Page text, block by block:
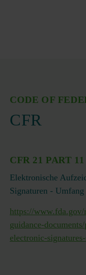
CODE OF
CFR
CFR 21 PART 11
Elektronische
Signaturen -
https://
guidance-
electronic-